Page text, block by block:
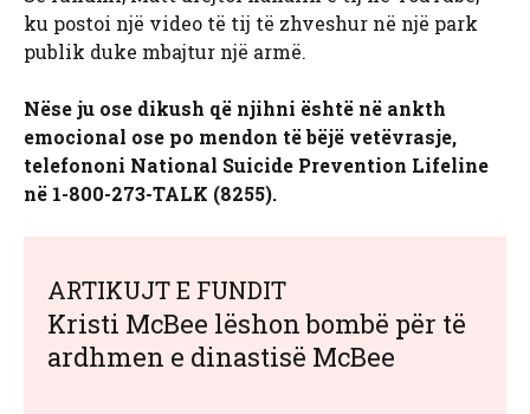
ku postoi një video të tij të zhveshur në një park
publik duke mbajtur një armë.
Nëse ju ose dikush që njihni është në ankth
emocional ose po mendon të bëjë vetëvrasje,
telefononi National Suicide Prevention Lifeline
në 1-800-273-TALK (8255).
ARTIKUJT E FUNDIT
Kristi McBee lëshon bombë për të
ardhmen e dinastisë McBee